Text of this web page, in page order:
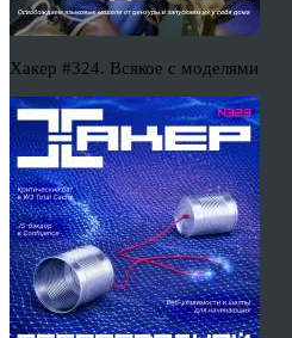
Хакер #324. Всякое с моделями